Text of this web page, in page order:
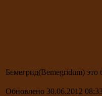
Бемегрид(Bemegridum) это
Обновлено 30.06.2012